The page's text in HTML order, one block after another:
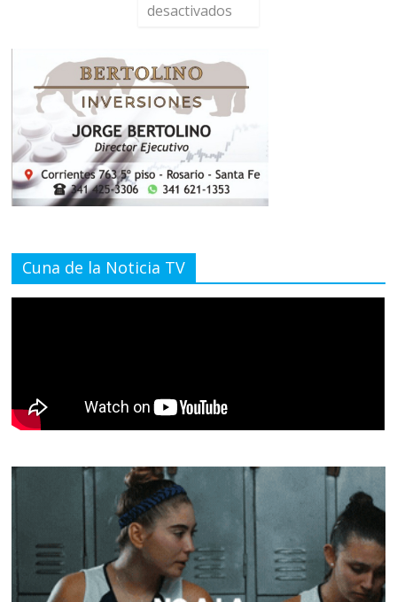
desactivados
Cuna de la Noticia TV